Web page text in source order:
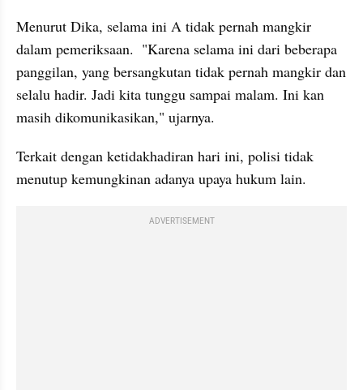
Menurut Dika, selama ini A tidak pernah mangkir
dalam pemeriksaan.  "Karena selama ini dari beberapa
panggilan, yang bersangkutan tidak pernah mangkir dan
selalu hadir. Jadi kita tunggu sampai malam. Ini kan
masih dikomunikasikan," ujarnya.
Terkait dengan ketidakhadiran hari ini, polisi tidak
menutup kemungkinan adanya upaya hukum lain.
ADVERTISEMENT